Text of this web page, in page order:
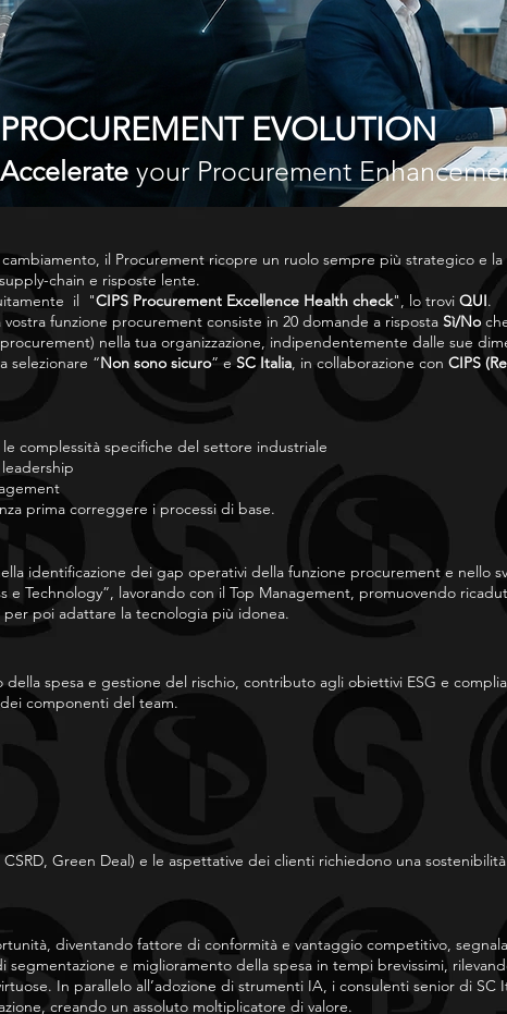
PROCUREMENT EVOLUTION
Accelerate your Procurement
il Procurement ricopre un ruolo sempre più strategico e la
chain e risposte lente.
il "CIPS Procurement Excellence Health check", lo trovi QUI.
funzione procurement consiste in 20 domande a risposta Sì/No
nella tua organizzazione, indipendentemente dalle sue
selezionare “Non sono sicuro” e SC Italia, in collaborazione con CIPS
complessità specifiche del settore industriale
prima correggere i processi di base.
identificazione dei gap operativi della funzione procurement e nello
e Technology”, lavorando con il Top Management, promuovendo
poi adattare la tecnologia più idonea.
spesa e gestione del rischio, contributo agli obiettivi ESG e
componenti del team.
CSRD, Green Deal) e le aspettative dei clienti richiedono una
diventando fattore di conformità e vantaggio competitivo,
e miglioramento della spesa in tempi brevissimi,
In parallelo all’adozione di strumenti IA, i consulenti senior di SC
creando un assoluto moltiplicatore di valore.